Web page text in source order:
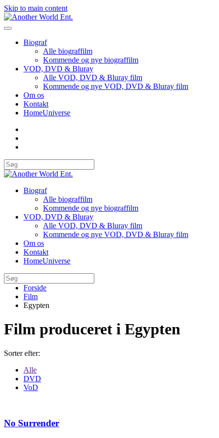
Skip to main content
Biograf
Alle biograffilm
Kommende og nye biograffilm
VOD, DVD & Bluray
Alle VOD, DVD & Bluray film
Kommende og nye VOD, DVD & Bluray film
Om os
Kontakt
HomeUniverse
Biograf
Alle biograffilm
Kommende og nye biograffilm
VOD, DVD & Bluray
Alle VOD, DVD & Bluray film
Kommende og nye VOD, DVD & Bluray film
Om os
Kontakt
HomeUniverse
Forside
Film
Egypten
Film produceret i Egypten
Sorter efter:
Alle
DVD
VoD
No Surrender